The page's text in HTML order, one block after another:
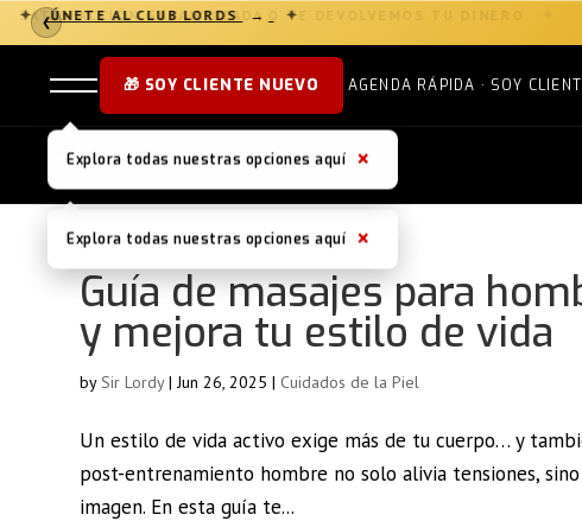
❮
✦ ÚNETE AL CLUB LORDS → ✦
Explora todas nuestras opciones aquí ×
🎁 SOY CLIENTE NUEVO AGENDA RÁPIDA · SOY
Explora todas nuestras opciones aquí ×
Guía de masajes para
y mejora tu estilo de vida
bySir Lordy|Jun 26, 2025 | Cuidados de la Piel
Un estilo de vida activo exige más de tu cuerpo… y
post-entrenamiento hombre no solo alivia tensiones,
imagen. En esta guía te...